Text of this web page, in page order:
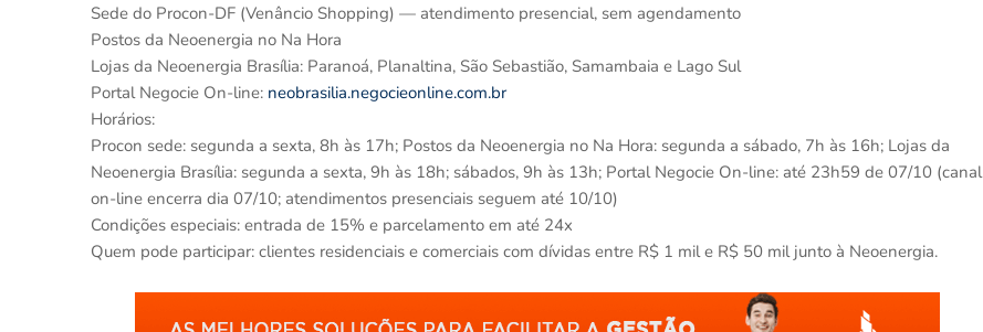
Sede do Procon-DF (Venâncio Shopping) — atendimento presencial, sem agendamento
Postos da Neoenergia no Na Hora
Lojas da Neoenergia Brasília: Paranoá, Planaltina, São Sebastião, Samambaia e Lago Sul
Portal Negocie On-line: neobrasilia.negocieonline.com.br
Horários:
Procon sede: segunda a sexta, 8h às 17h; Postos da Neoenergia no Na Hora: segunda a sábado, 7h às 16h; Lojas da
Neoenergia Brasília: segunda a sexta, 9h às 18h; sábados, 9h às 13h; Portal Negocie On-line: até 23h59 de 07/10 (canal
on-line encerra dia 07/10; atendimentos presenciais seguem até 10/10)
Condições especiais: entrada de 15% e parcelamento em até 24x
Quem pode participar: clientes residenciais e comerciais com dívidas entre R$ 1 mil e R$ 50 mil junto à Neoenergia.